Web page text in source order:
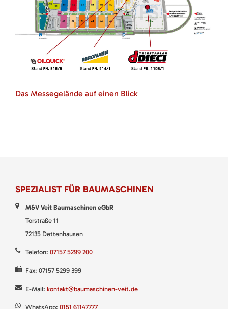
Das Messegelände auf einen Blick
SPEZIALIST FÜR BAUMASCHINEN
M&V Veit Baumaschinen eGbR
Torstraße 11
72135 Dettenhausen
Telefon: 07157 5299 200
Fax: 07157 5299 399
E-Mail: kontakt@baumaschinen-veit.de
WhatsApp: 0151 61147777